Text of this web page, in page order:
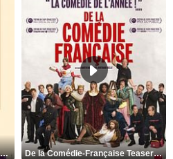
Les Matins merveilleux Bande-annonce VF De la Comédie-Française Teaser VF